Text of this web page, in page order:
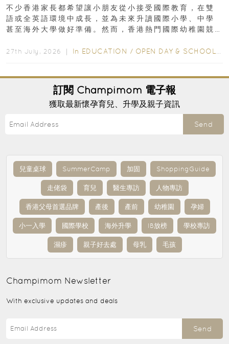
不少香港家長都希望讓小朋友從小接受國際教育，在雙
語或全英語環境中成長，並為未來升讀國際小學、中學
甚至海外大學做好準備。然而，香港熱門國際幼稚園競
27th July, 2026 ｜ In EDUCATION / OPEN DAY & SCHOOL EVENTS
訂閱 Champimom 電子報
獲取最新懷孕育兒、升學及親子資訊
Send
兒童桌球 SummerCamp 加固 ShoppingGuide
走佬袋 育兒 醫生專訪 人物專訪
香港父母首選品牌 產後 產前 幼稚園 孕婦
小一入學 國際學校 海外升學 IB放榜 學校專訪
濕疹 親子好去處 母乳 毛孩
Champimom Newsletter
With exclusive updates and deals
Send